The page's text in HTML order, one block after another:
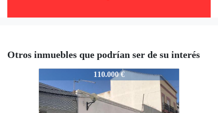
Otros inmuebles que podrían ser de su interés
110.000 €